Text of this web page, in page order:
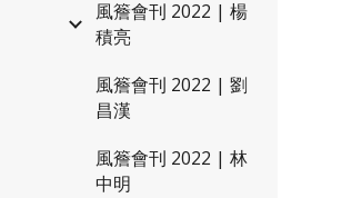
風簷會刊 2022 | 楊
積亮
風簷會刊 2022 | 劉
昌漢
風簷會刊 2022 | 林
中明